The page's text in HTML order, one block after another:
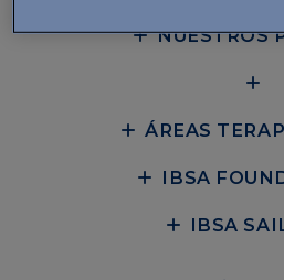
NUESTROS
ÁREAS
IBSA
IBSA